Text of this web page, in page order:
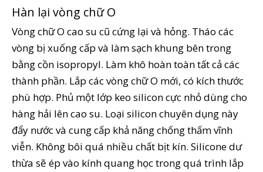
Hàn lại vòng chữ O
Vòng chữ O cao su cũ cứng lại và hỏng. Tháo các
vòng bị xuống cấp và làm sạch khung bên trong
bằng cồn isopropyl. Làm khô hoàn toàn tất cả các
thành phần. Lắp các vòng chữ O mới, có kích thước
phù hợp. Phủ một lớp keo silicon cực nhỏ dùng cho
hàng hải lên cao su. Loại silicon chuyên dụng này
đẩy nước và cung cấp khả năng chống thấm vĩnh
viễn. Không bôi quá nhiều chất bịt kín. Silicone dư
thừa sẽ ép vào kính quang học trong quá trình lắp